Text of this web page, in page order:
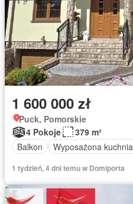
1 600 000 zł
Puck, Pomorskie
4 Pokoje
379 m²
Balkon
Wyposażona kuchnia
1 tydzień, 4 dni temu w Domiporta